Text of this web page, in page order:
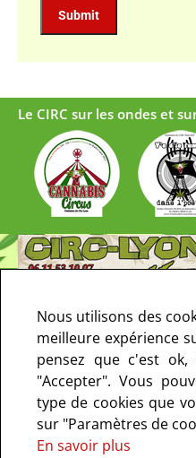
Le CIRC sur les ondes et
Nous utilisons des
meilleure expérience
pensez que c'est
"Accepter". Vous
type de cookies que
sur "Paramètres de
En savoir plus